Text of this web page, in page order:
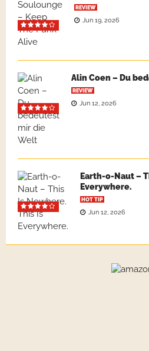
REVIEW
Jun 19, 2026
Alin Coen – Du
REVIEW
Jun 12, 2026
Earth-o-Naut –
Everywhere.
HOT TIP
Jun 12, 2026